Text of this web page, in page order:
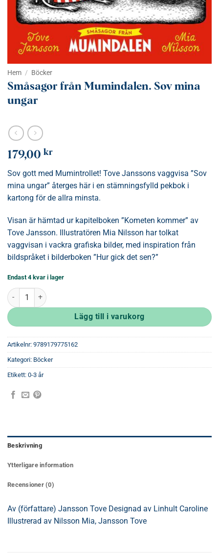
Hem / Böcker
Småsagor från Mumindalen. Sov mina
ungar
179,00 kr
Sov gott med Mumintrollet! Tove Janssons vaggvisa ”Sov
mina ungar” återges här i en stämningsfylld pekbok i
kartong för de allra minsta.
Visan är hämtad ur kapitelboken ”Kometen kommer” av
Tove Jansson. Illustratören Mia Nilsson har tolkat
vaggvisan i vackra grafiska bilder, med inspiration från
bildspråket i bilderboken ”Hur gick det sen?”
Endast 4 kvar i lager
Småsagor från Mumindalen. Sov mina ungar mängd
Lägg till i varukorg
Artikelnr: 9789179775162
Kategori: Böcker
Etikett: 0-3 år
Beskrivning
Ytterligare information
Recensioner (0)
Av (författare) Jansson Tove Designad av Linhult Caroline
Illustrerad av Nilsson Mia, Jansson Tove